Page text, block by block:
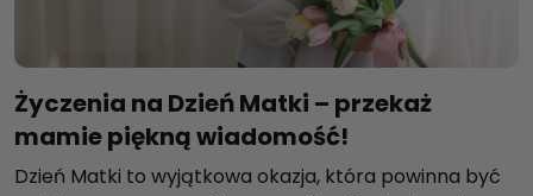
Życzenia na Dzień Matki – przekaż
mamie piękną wiadomość!
Dzień Matki to wyjątkowa okazja, która powinna być